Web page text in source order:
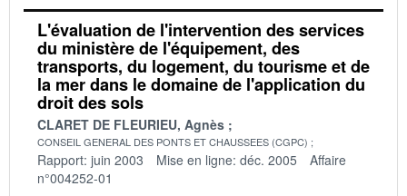
L'évaluation de l'intervention des services
du ministère de l'équipement, des
transports, du logement, du tourisme et de
la mer dans le domaine de l'application du
droit des sols
CLARET DE FLEURIEU, Agnès
CONSEIL GENERAL DES PONTS ET CHAUSSEES (CGPC)
Rapport: juin 2003 Mise en ligne: déc. 2005
Affaire
n°004252-01